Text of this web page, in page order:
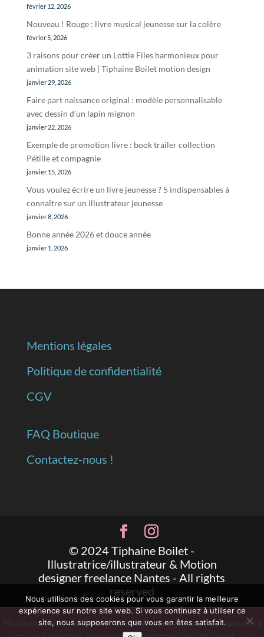
Ma boutique est actuellement fermée. Elle sera de nouveau disponible à
février 12, 2026
Nouveau ! Rouge : livre musical jeunesse sur la colère
février 5, 2026
3 raisons pour créer un Lottie Files harmonieux pour
animation site web | Tiphaine Boilet motion design
janvier 29, 2026
Faire part naissance original : modèle personnalisable
avec dessin d’un lapin mignon
janvier 22, 2026
Exemple de promotion livre : book trailer collection
Pétille et compagnie
janvier 15, 2026
Vous voulez écrire un livre jeunesse ? 5 indispensables à
connaître sur un illustrateur jeunesse
janvier 8, 2026
Bonne année 2026 et douce année
janvier 1, 2026
Mentions légales
Politique de confidentialité
CGV
FAQ Boutique
Contactez-nous !
© 2024 Tiphaine Boilet -
Illustratrice/illustrateur & Motion
designer freelance Nantes - All rights
reserved
Nous utilisons des cookies pour vous garantir la meilleure
expérience sur notre site web. Si vous continuez à utiliser ce
site, nous supposerons que vous en êtes satisfait.